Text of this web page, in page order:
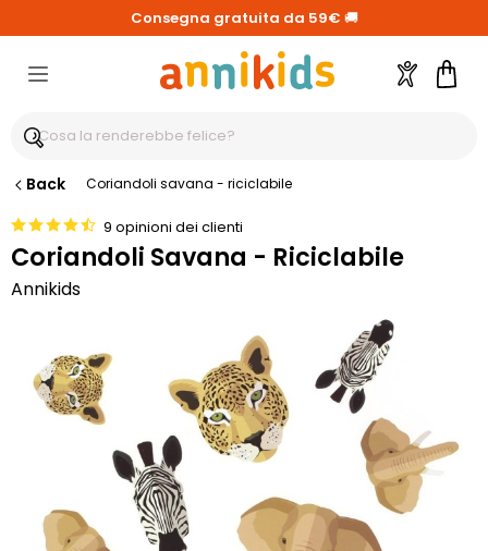
Consegna gratuita da 59€ 🚚
Account
Back Coriandoli savana - riciclabile
9 opinioni dei clienti
Coriandoli Savana - Riciclabile
Annikids